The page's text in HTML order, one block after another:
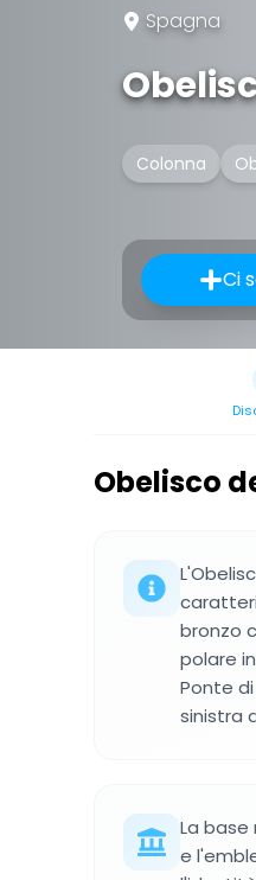
Spagna
Colonna
Ci
Obelisco
bronzo
polare
Ponte
sinistra
La
e